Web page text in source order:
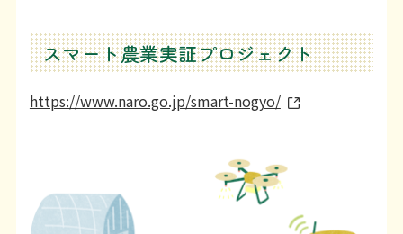
スマート農業実証プロジェクト
https://www.naro.go.jp/smart-nogyo/